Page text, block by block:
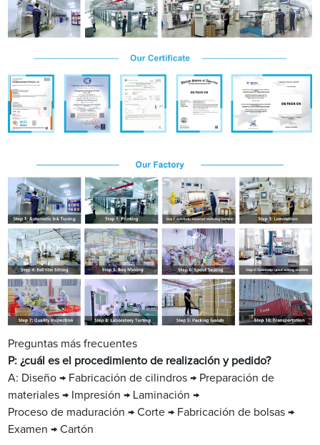
Preguntas más frecuentes
P: ¿cuál es el procedimiento de realización y pedido?
A: Diseño → Fabricación de cilindros → Preparación de
materiales → Impresión → Laminación →
Proceso de maduración → Corte → Fabricación de bolsas →
Examen → Cartón